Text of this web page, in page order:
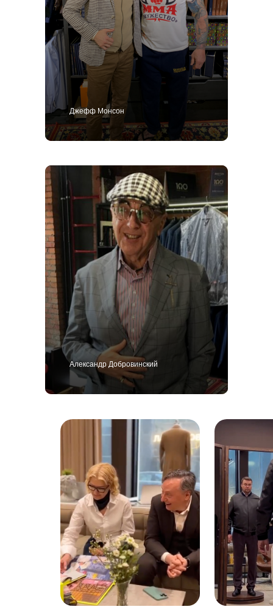
Джефф Монсон
Александр Добровинский